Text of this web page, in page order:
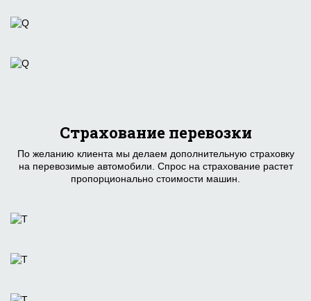
Страхование перевозки
По желанию клиента мы делаем дополнительную страховку
на перевозимые автомобили. Спрос на страхование растет
пропорционально стоимости машин.